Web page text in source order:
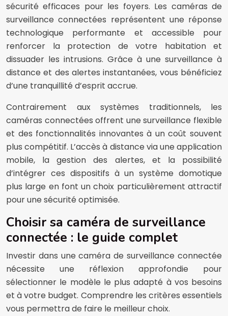
sécurité efficaces pour les foyers. Les caméras de
surveillance connectées représentent une réponse
technologique performante et accessible pour
renforcer la protection de votre habitation et
dissuader les intrusions. Grâce à une surveillance à
distance et des alertes instantanées, vous bénéficiez
d’une tranquillité d’esprit accrue.
Contrairement aux systèmes traditionnels, les
caméras connectées offrent une surveillance flexible
et des fonctionnalités innovantes à un coût souvent
plus compétitif. L’accès à distance via une application
mobile, la gestion des alertes, et la possibilité
d’intégrer ces dispositifs à un système domotique
plus large en font un choix particulièrement attractif
pour une sécurité optimisée.
Choisir sa caméra de surveillance
connectée : le guide complet
Investir dans une caméra de surveillance connectée
nécessite une réflexion approfondie pour
sélectionner le modèle le plus adapté à vos besoins
et à votre budget. Comprendre les critères essentiels
vous permettra de faire le meilleur choix.